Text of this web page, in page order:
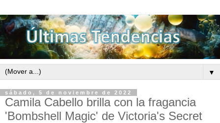
▼
sábado, 5 de noviembre de 2022
Camila Cabello brilla con la fragancia
'Bombshell Magic' de Victoria's Secret